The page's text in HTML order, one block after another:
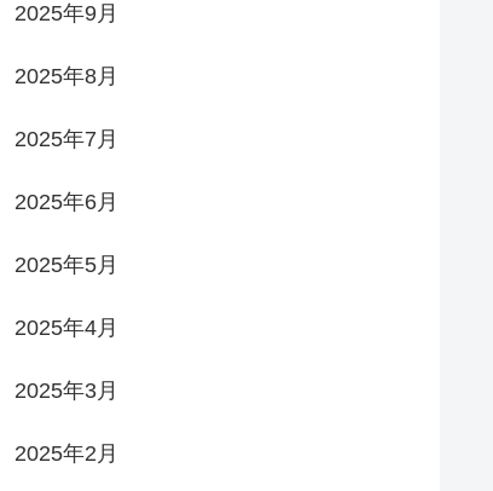
2025年9月
2025年8月
2025年7月
2025年6月
2025年5月
2025年4月
2025年3月
2025年2月